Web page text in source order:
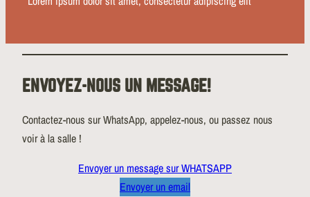
ENVOYEZ-NOUS UN MESSAGE!
Contactez-nous sur WhatsApp, appelez-nous, ou passez nous
voir à la salle !
Envoyer un message sur WHATSAPP
Envoyer un email